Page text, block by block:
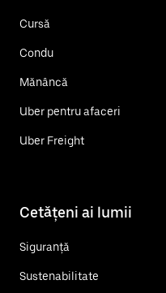
Cursă
Condu
Mănâncă
Uber pentru afaceri
Uber Freight
Cetățeni ai lumii
Siguranță
Sustenabilitate